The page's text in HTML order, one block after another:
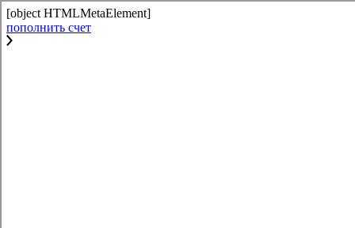
[object HTMLMetaElement]
пополнить счет